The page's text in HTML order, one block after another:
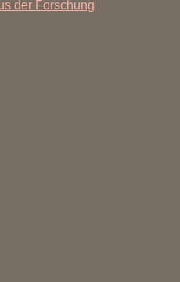
der Forschung